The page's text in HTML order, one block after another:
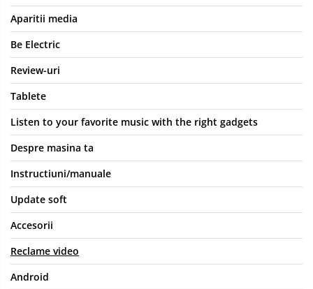
Aparitii media
Be Electric
Review-uri
Tablete
Listen to your favorite music with the right gadgets
Despre masina ta
Instructiuni/manuale
Update soft
Accesorii
Reclame video
Android